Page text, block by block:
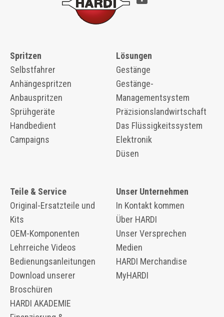
Spritzen
Selbstfahrer
Anhängespritzen
Anbauspritzen
Sprühgeräte
Handbedient
Campaigns
Lösungen
Gestänge
Gestänge-
Managementsystem
Präzisionslandwirtschaft
Das Flüssigkeitssystem
Elektronik
Düsen
Teile & Service
Original-Ersatzteile und
Kits
OEM-Komponenten
​​Lehrreiche Videos
Bedienungsanleitungen
Download unserer
Broschüren
HARDI AKADEMIE
Unser Unternehmen
In Kontakt kommen
Über HARDI
Unser Versprechen
Medien
HARDI Merchandise
MyHARDI